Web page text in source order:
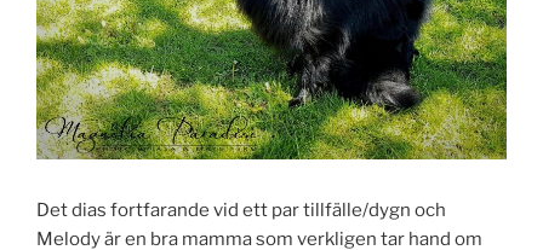
Det dias fortfarande vid ett par tillfälle/dygn och
Melody är en bra mamma som verkligen tar hand om